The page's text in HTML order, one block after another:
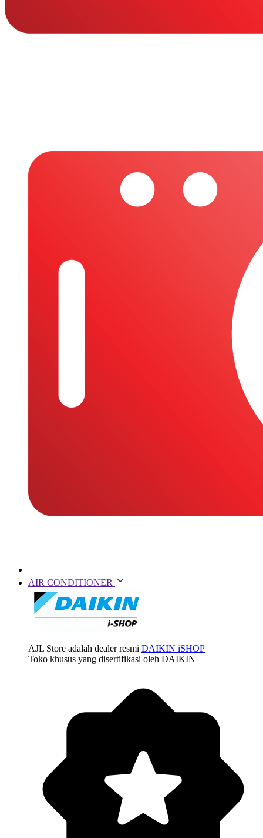
AIR CONDITIONER
AJL Store adalah dealer resmi DAIKIN iSHOP
Toko khusus yang disertifikasi oleh DAIKIN